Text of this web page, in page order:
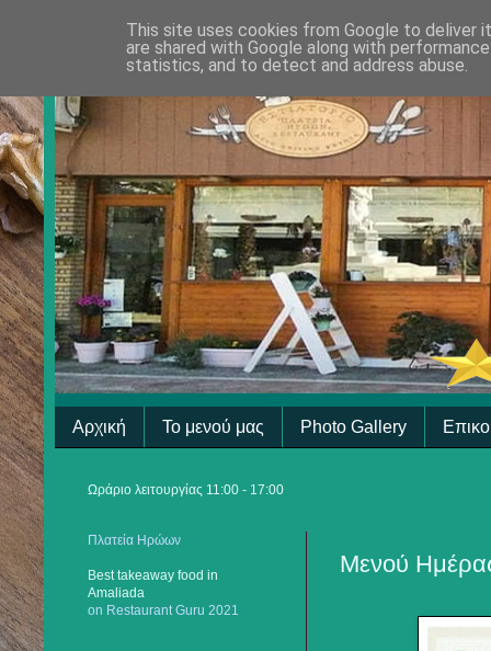
Αρχική Το μενού μας Photo Gallery
Ωράριο λειτουργίας 11:00 - 17:00
Μενού
Πλατεία Ηρώων
Best takeaway food in
Amaliada
on Restaurant Guru 2021
This site uses cookies from Google to deliver
are shared with Google along with
statistics, and to detect and address abuse.